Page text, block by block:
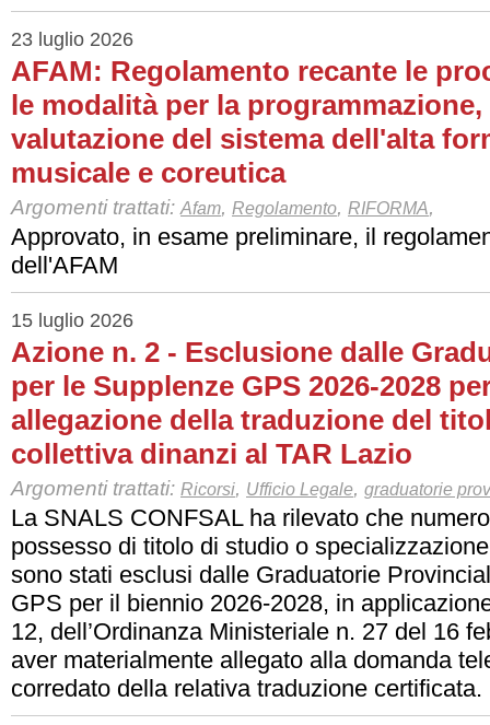
23 luglio 2026
AFAM: Regolamento recante le
le modalità per la
valutazione del sistema dell'alta
musicale e coreutica
Argomenti trattati: Afam, Regolamento, RIFORMA,
Approvato, in esame preliminare, il
dell'AFAM
15 luglio 2026
Azione n. 2 - Esclusione dalle
per le Supplenze GPS 2026-2028
allegazione della traduzione del
collettiva dinanzi al TAR Lazio
Argomenti trattati: Ricorsi, Ufficio Legale, graduatorie
La SNALS CONFSAL ha rilevato che
possesso di titolo di studio o
sono stati esclusi dalle Graduatorie
GPS per il biennio 2026-2028, in
12, dell’Ordinanza Ministeriale n. 27 del 16
aver materialmente allegato alla domanda
corredato della relativa traduzione certificata.